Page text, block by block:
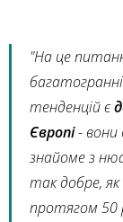
"На це
тенденцій є
Європі- вони
знайоме з
так добре,
протягом 50